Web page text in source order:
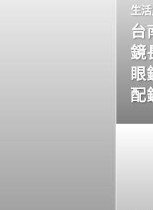
生
台
鏡
眼
配